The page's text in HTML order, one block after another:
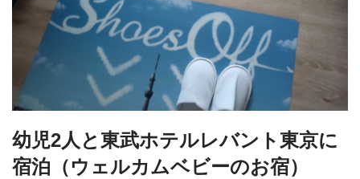
幼児2人と東武ホテルレバント東京に
宿泊（ウェルカムベビーのお宿）